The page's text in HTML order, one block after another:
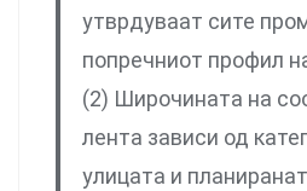
утврдуваат сите
попречниот профил
(2) Широчината на
лента зависи од
улицата и